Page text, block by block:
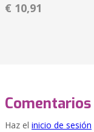
€ 10,91
Comentarios
Haz el inicio de sesión